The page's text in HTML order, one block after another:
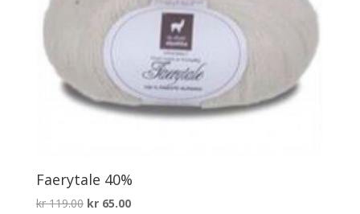
Faerytale 40%
kr119.00 Opprinnelig
kr65.00Nåværende